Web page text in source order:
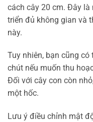
cách cây 20 cm. Đây
triển đủ không gian và
này.
Tuy nhiên, bạn cũng
chút nếu muốn thu
Đối với cây con còn
một hốc.
Lưu ý điều chỉnh mật